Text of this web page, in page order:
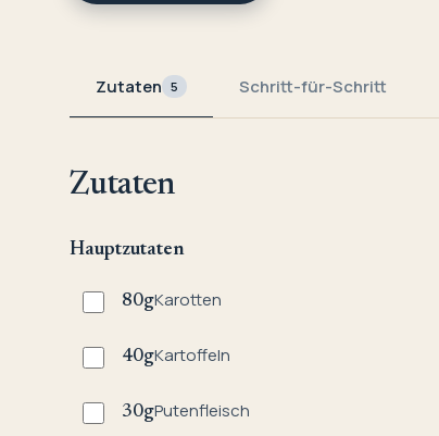
Zutaten 5 Schritt-für-Schritt
Zutaten
Hauptzutaten
80gKarotten
40gKartoffeln
30gPutenfleisch